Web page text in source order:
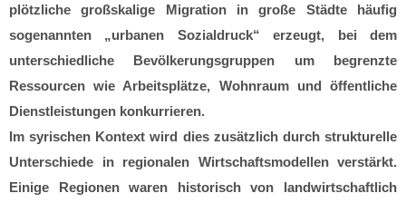
plötzliche großskalige Migration in große Städte häufig
sogenannten „urbanen Sozialdruck“ erzeugt, bei dem
unterschiedliche Bevölkerungsgruppen um begrenzte
Ressourcen wie Arbeitsplätze, Wohnraum und öffentliche
Dienstleistungen konkurrieren.
Im syrischen Kontext wird dies zusätzlich durch strukturelle
Unterschiede in regionalen Wirtschaftsmodellen verstärkt.
Einige Regionen waren historisch von landwirtschaftlich